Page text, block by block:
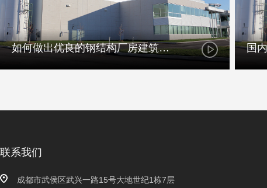
如何做出优良的钢结构厂房建筑防火设计？
联系我们
成都市武侯区武兴一路15号大地世纪1栋7层